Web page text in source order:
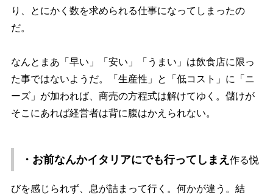
り、とにかく数を求められる仕事になってしまったの
だ。
なんとまあ「早い」「安い」「うまい」は飲食店に限っ
た事ではないようだ。「生産性」と「低コスト」に「ニ
ーズ」が加われば、商売の方程式は解けてゆく。儲けが
そこにあれば経営者は背に腹はかえられない。
・お前なんかイタリアにでも行ってしまえ 作る悦
びを感じられず、息が詰まって行く。何かが違う。結